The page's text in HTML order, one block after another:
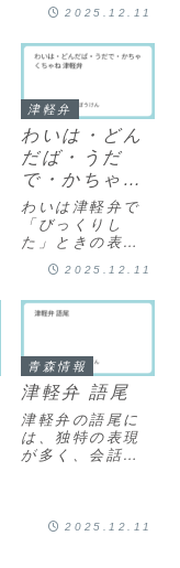
は、特に親しい
る仲間を指す際
に使われます。
に由来し、もと
もとは労働契約
から派生した言
葉とされていま
す。使い...
2025.12.11
津軽弁
わいは・どん
だば・うだ
で・かちゃく
ちゃね 津軽弁
わいは津軽弁で
「びっくりし
た」ときの表現
は！」という言
ます。このフレ
てくる言葉で、
「うわっ！」や
「えっ、マジ
で！？」といっ
た感情を表現し
ます。使い...
2025.12.11
青森情報
津軽弁 語尾
津軽弁の語尾に
は、独特の表現
が多く、会話に
くつかの津軽弁
2025.12.11